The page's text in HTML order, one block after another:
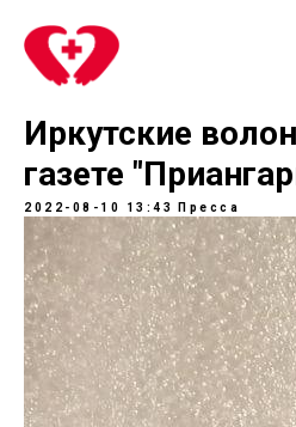
Иркутские
газете
2022-08-10 13:43 Пресса